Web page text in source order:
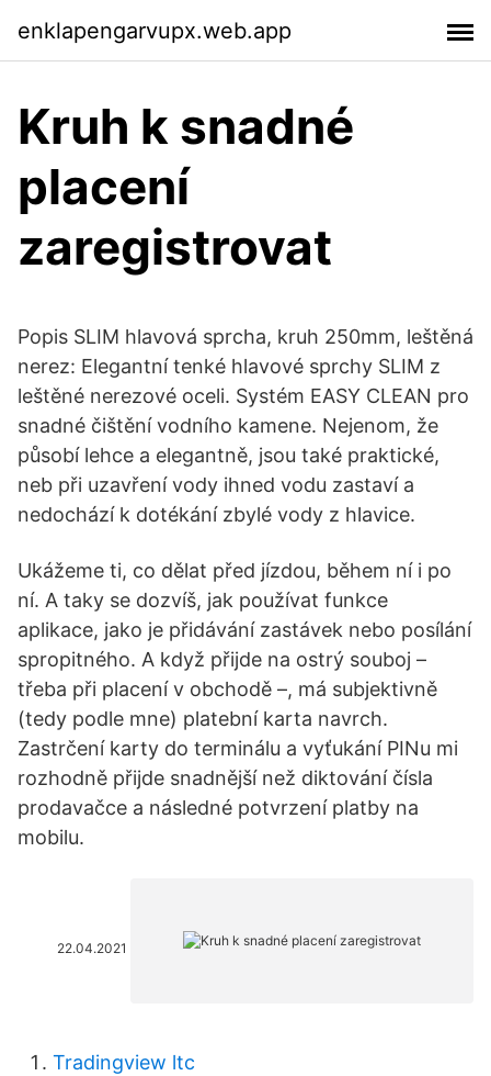
enklapengarvupx.web.app
Kruh k snadné
placení
zaregistrovat
Popis SLIM hlavová sprcha, kruh 250mm, leštěná
nerez: Elegantní tenké hlavové sprchy SLIM z
leštěné nerezové oceli. Systém EASY CLEAN pro
snadné čištění vodního kamene. Nejenom, že
působí lehce a elegantně, jsou také praktické,
neb při uzavření vody ihned vodu zastaví a
nedochází k dotékání zbylé vody z hlavice.
Ukážeme ti, co dělat před jízdou, během ní i po
ní. A taky se dozvíš, jak používat funkce
aplikace, jako je přidávání zastávek nebo posílání
spropitného. A když přijde na ostrý souboj –
třeba při placení v obchodě –, má subjektivně
(tedy podle mne) platební karta navrch.
Zastrčení karty do terminálu a vyťukání PINu mi
rozhodně přijde snadnější než diktování čísla
prodavačce a následné potvrzení platby na
mobilu.
22.04.2021
Tradingview ltc